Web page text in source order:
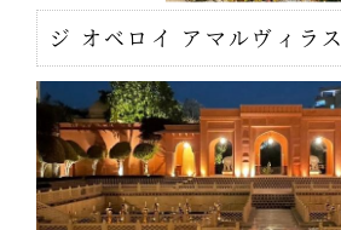
ジ オベロイ アマルヴィラス